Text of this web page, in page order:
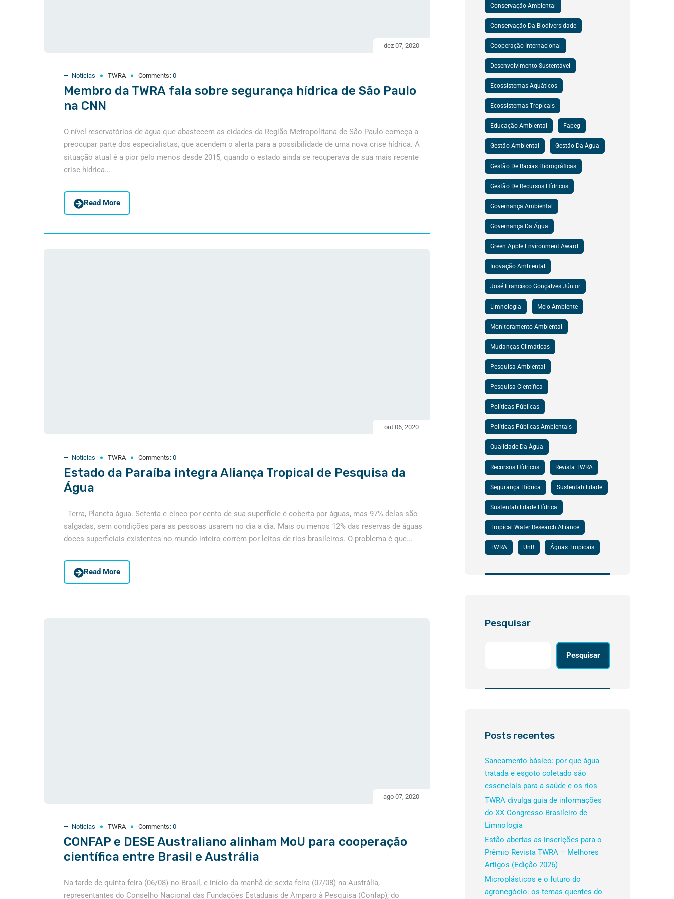
dez 07, 2020
Notícias TWRA Comments: 0
Membro da TWRA fala sobre segurança hídrica de São Paulo
na CNN
O nível reservatórios de água que abastecem as cidades da Região Metropolitana de São Paulo começa a
preocupar parte dos especialistas, que acendem o alerta para a possibilidade de uma nova crise hídrica. A
situação atual é a pior pelo menos desde 2015, quando o estado ainda se recuperava de sua mais recente
crise hídrica...
Read More
out 06, 2020
Notícias TWRA Comments: 0
Estado da Paraíba integra Aliança Tropical de Pesquisa da
Água
Terra, Planeta água. Setenta e cinco por cento de sua superfície é coberta por águas, mas 97% delas são
salgadas, sem condições para as pessoas usarem no dia a dia. Mais ou menos 12% das reservas de águas
doces superficiais existentes no mundo inteiro correm por leitos de rios brasileiros. O problema é que...
Read More
ago 07, 2020
Notícias TWRA Comments: 0
CONFAP e DESE Australiano alinham MoU para cooperação
científica entre Brasil e Austrália
Na tarde de quinta-feira (06/08) no Brasil, e início da manhã de sexta-feira (07/08) na Austrália,
representantes do Conselho Nacional das Fundações Estaduais de Amparo à Pesquisa (Confap), do
Conservação Ambiental
Conservação Da Biodiversidade
Cooperação Internacional
Desenvolvimento Sustentável
Ecossistemas Aquáticos
Ecossistemas Tropicais
Educação Ambiental Fapeg
Gestão Ambiental Gestão Da Água
Gestão De Bacias Hidrográficas
Gestão De Recursos Hídricos
Governança Ambiental
Governança Da Água
Green Apple Environment Award
Inovação Ambiental
José Francisco Gonçalves Júnior
Limnologia Meio Ambiente
Monitoramento Ambiental
Mudanças Climáticas
Pesquisa Ambiental
Pesquisa Científica
Políticas Públicas
Políticas Públicas Ambientais
Qualidade Da Água
Recursos Hídricos Revista TWRA
Segurança Hídrica Sustentabilidade
Sustentabilidade Hídrica
Tropical Water Research Alliance
TWRA UnB Águas Tropicais
Pesquisar
Pesquisar
Posts recentes
Saneamento básico: por que água
tratada e esgoto coletado são
essenciais para a saúde e os rios
TWRA divulga guia de informações
do XX Congresso Brasileiro de
Limnologia
Estão abertas as inscrições para o
Prêmio Revista TWRA – Melhores
Artigos (Edição 2026)
Microplásticos e o futuro do
agronegócio: os temas quentes do